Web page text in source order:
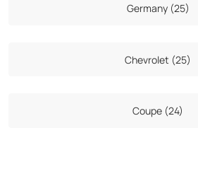
Germany (25)
Chevrolet (25)
Coupe (24)